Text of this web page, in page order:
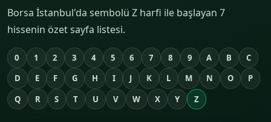
Borsa İstanbul'da sembolü Z harfi ile başlayan 7
hissenin özet sayfa listesi.
0 1 2 3 4 5 6 7 8 9 A B
C
D
E F G H I J K L M N O
P
Q
R S T U V W X Y Z